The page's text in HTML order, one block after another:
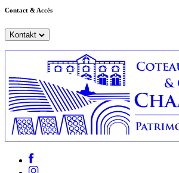
Contact & Accès
Kontakt